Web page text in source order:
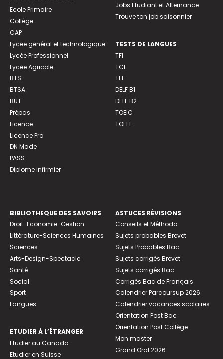
Ecole Primaire
Collège
CAP
Lycée général et technologique
Lycée Professionnel
Lycée Agricole
BTS
BTSA
BUT
Prépas
Licence
Licence Pro
DN Made
PASS
Diplome infirmier
Jobs Etudiant et Alternance
Trouve ton job saisonnier
TESTS DE LANGUES
TFI
TCF
TEF
DELF B1
DELF B2
TOEIC
TOEFL
BIBLIOTHEQUE DES SAVOIRS
Droit-Economie-Gestion
Littérature-Sciences Humaines
Sciences
Arts-Design-Spectacle
Santé
Social
Sport
Langues
ETUDIER À L’ÉTRANGER
Etudier au Canada
Etudier en Suisse
ASTUCES RÉVISIONS
Conseils et Méthodo
Sujets probables Brevet
Sujets Probables Bac
Sujets corrigés Brevet
Sujets corrigés Bac
Corrigés Bac de Français
Calendrier Parcoursup 2026
Calendrier vacances scolaires
Orientation Post Bac
Orientation Post Collège
Mon master
Grand Oral 2026